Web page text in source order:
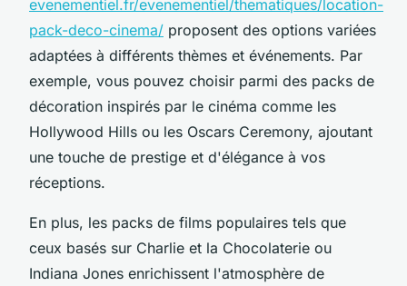
evenementiel.fr/evenementiel/thematiques/location-
pack-deco-cinema/ proposent des options variées
adaptées à différents thèmes et événements. Par
exemple, vous pouvez choisir parmi des packs de
décoration inspirés par le cinéma comme les
Hollywood Hills ou les Oscars Ceremony, ajoutant
une touche de prestige et d'élégance à vos
réceptions.
En plus, les packs de films populaires tels que
ceux basés sur Charlie et la Chocolaterie ou
Indiana Jones enrichissent l'atmosphère de